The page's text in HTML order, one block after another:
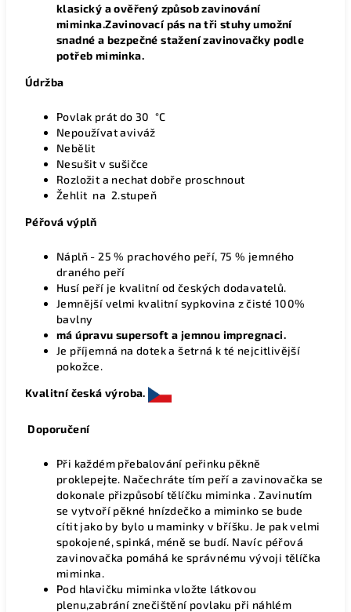
klasický a ověřený způsob zavinování
miminka.Zavinovací pás na tři stuhy umožní
snadné a bezpečné stažení zavinovačky podle
potřeb miminka.
Údržba
Povlak prát do 30 °C
Nepoužívat aviváž
Nebělit
Nesušit v sušičce
Rozložit a nechat dobře proschnout
Žehlit na 2.stupeň
Péřová výplň
Náplň - 25 % prachového peří, 75 % jemného
draného peří
Husí peří je kvalitní od českých dodavatelů.
Jemnější velmi kvalitní sypkovina z čisté 100%
bavlny
má úpravu supersoft a jemnou impregnaci.
Je příjemná na dotek a šetrná k té nejcitlivější
pokožce.
Kvalitní česká výroba.
Doporučení
Při každém přebalování peřinku pěkně
proklepejte. Načechráte tím peří a zavinovačka se
dokonale přizpůsobí tělíčku miminka . Zavinutím
se vytvoří pěkné hnízdečko a miminko se bude
cítit jako by bylo u maminky v bříšku. Je pak velmi
spokojené, spinká, méně se budí. Navíc péřová
zavinovačka pomáhá ke správnému vývoji tělíčka
miminka.
Pod hlavičku miminka vložte látkovou
plenu,zabrání znečištění povlaku při náhlém